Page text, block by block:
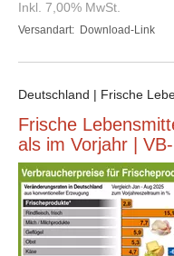
Inkl. 7,00% MwSt.
Versandart: Download-Link
Deutschland | Frische
Frische
als im Vorjahr |